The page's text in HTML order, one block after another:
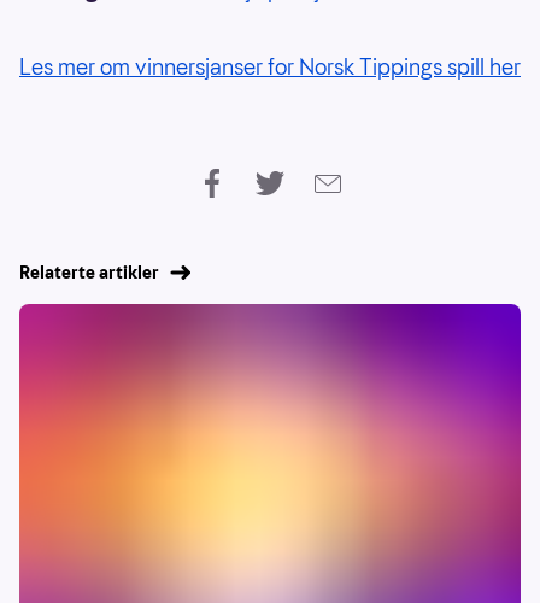
Les mer om vinnersjanser for Norsk Tippings spill her
Relaterte artikler